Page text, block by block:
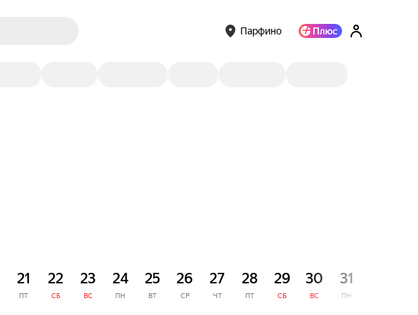
Парфино
21
ПТ
22
СБ
23
ВС
24
ПН
25
ВТ
26
СР
27
ЧТ
28
ПТ
29
СБ
30
ВС
31
ПН